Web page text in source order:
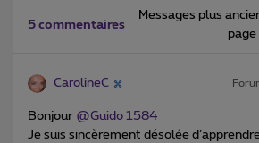
5 commentaires
Messages plus
page
CarolineC
Bonjour ​ @Guido 1584
Je suis sincèrement désolée